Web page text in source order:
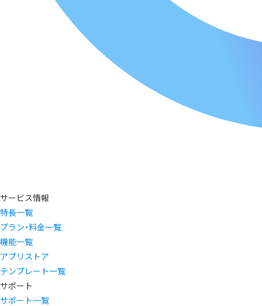
サービス情報
特長一覧
プラン・料金一覧
機能一覧
アプリストア
テンプレート一覧
サポート
サポート一覧